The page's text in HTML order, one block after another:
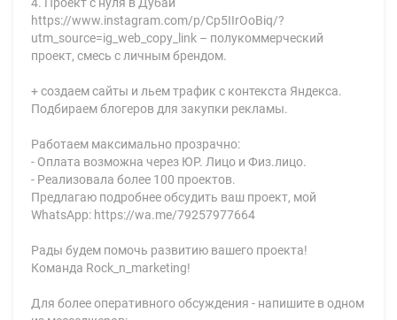
https://www.instagram.com/p/Cp5IIrOoBiq/?
utm_source=ig_web_copy_link – полукоммерческий
проект, смесь с личным брендом.
+ создаем сайты и льем трафик с контекста Яндекса.
Подбираем блогеров для закупки рекламы.
Работаем максимально прозрачно:
- Оплата возможна через ЮР. Лицо и Физ.лицо.
- Реализовала более 100 проектов.
Предлагаю подробнее обсудить ваш проект, мой
WhatsApp: https://wa.me/79257977664
Рады будем помочь развитию вашего проекта!
Команда Rock_n_marketing!
Для более оперативного обсуждения - напишите в одном